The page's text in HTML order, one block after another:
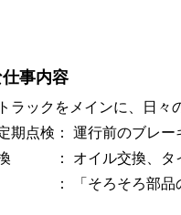
事内容
ラックをメインに、日々
期点検： 運行前のブレー
： オイル交換、タイ
「そろそろ部品の替